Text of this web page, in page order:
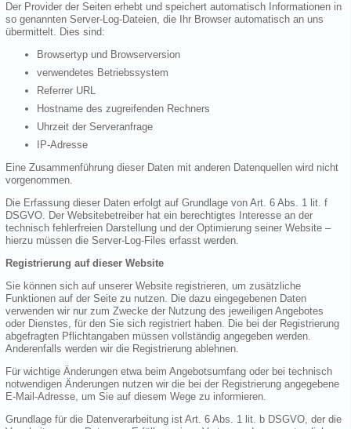
Der Provider der Seiten erhebt und speichert automatisch Informationen in
so genannten Server-Log-Dateien, die Ihr Browser automatisch an uns
übermittelt. Dies sind:
Browsertyp und Browserversion
verwendetes Betriebssystem
Referrer URL
Hostname des zugreifenden Rechners
Uhrzeit der Serveranfrage
IP-Adresse
Eine Zusammenführung dieser Daten mit anderen Datenquellen wird nicht
vorgenommen.
Die Erfassung dieser Daten erfolgt auf Grundlage von Art. 6 Abs. 1 lit. f
DSGVO. Der Websitebetreiber hat ein berechtigtes Interesse an der
technisch fehlerfreien Darstellung und der Optimierung seiner Website –
hierzu müssen die Server-Log-Files erfasst werden.
Registrierung auf dieser Website
Sie können sich auf unserer Website registrieren, um zusätzliche
Funktionen auf der Seite zu nutzen. Die dazu eingegebenen Daten
verwenden wir nur zum Zwecke der Nutzung des jeweiligen Angebotes
oder Dienstes, für den Sie sich registriert haben. Die bei der Registrierung
abgefragten Pflichtangaben müssen vollständig angegeben werden.
Anderenfalls werden wir die Registrierung ablehnen.
Für wichtige Änderungen etwa beim Angebotsumfang oder bei technisch
notwendigen Änderungen nutzen wir die bei der Registrierung angegebene
E-Mail-Adresse, um Sie auf diesem Wege zu informieren.
Grundlage für die Datenverarbeitung ist Art. 6 Abs. 1 lit. b DSGVO, der die